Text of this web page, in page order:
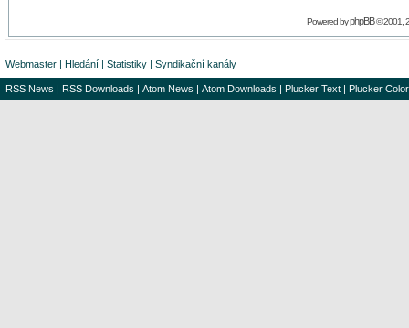
Powered byphpBB© 2001,
Webmaster | Hledání | Statistiky | Syndikační kanály
RSS News | RSS Downloads | Atom News | Atom Downloads | Plucker Text | Plucker Color